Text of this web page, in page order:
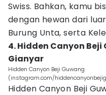
Swiss. Bahkan, kamu
dengan hewan dari
Burung Unta, serta
4. Hidden Canyon
Gianyar
Hidden Canyon Beji Guwang
(instagram.com/
Hidden Canyon Beji